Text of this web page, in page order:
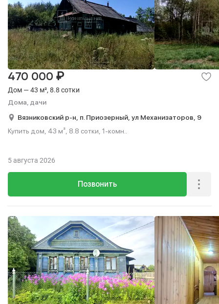
Дом — 43 м², 8.8 сотки
Дома, дачи
470 000 ₽
Вязниковский р-н, п. Приозерный, ул Механизаторов, 9
Купить дом, 43 м², 8.8 сотки, 1-комн..
Позвонить
5 августа 2026